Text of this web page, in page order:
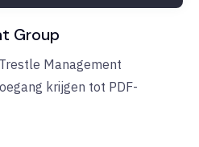
Group
Management
krijgen tot PDF-